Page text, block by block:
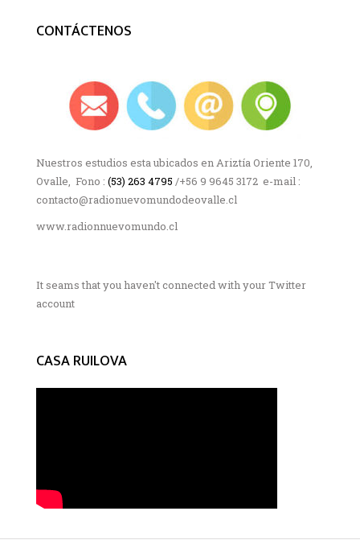
CONTÁCTENOS
Nuestros estudios esta ubicados en Ariztía Oriente 170,
Ovalle, Fono : (53) 263 4795 /+56 9 9645 3172 e-mail :
contacto@radionuevomundodeovalle.cl
www.radionnuevomundo.cl
It seams that you haven't connected with your Twitter
account
CASA RUILOVA